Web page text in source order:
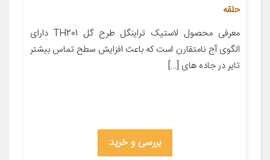
حلقه
معرفی محصول لاستیک تراینگل طرح گل TH201 دارای
الگوی آج نامتقارن است که باعث افزایش سطح تماس بیشتر
تایر در جاده های […]
بررسی و خرید